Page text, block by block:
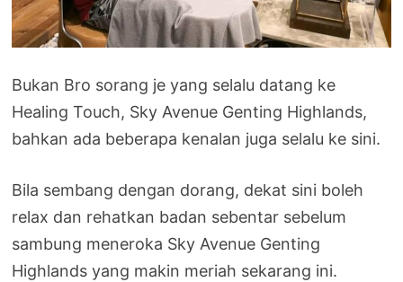
Bukan Bro sorang je yang selalu datang ke
Healing Touch, Sky Avenue Genting Highlands,
bahkan ada beberapa kenalan juga selalu ke sini.
Bila sembang dengan dorang, dekat sini boleh
relax dan rehatkan badan sebentar sebelum
sambung meneroka Sky Avenue Genting
Highlands yang makin meriah sekarang ini.